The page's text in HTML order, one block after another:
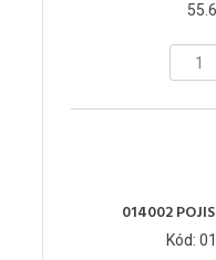
014002
Kód: